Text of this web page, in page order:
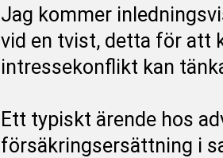
Jag kommer
vid en tvist, detta för att
intressekonflikt kan
Ett typiskt ärende hos
försäkringsersättning i